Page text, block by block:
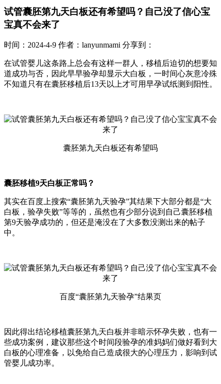
试管囊胚第九天白板还有希望吗？自己没了信心宝
宝真不会来了
时间：2024-4-9 作者：lanyunmami 分享到：
在试管婴儿这条路上总会有这样一群人，移植后迫切的想要知
道成功与否，因此早早验孕却显示大白板，一时间心灰意冷殊
不知道只有在囊胚移植后13天以上才可用早孕试纸测到阳性。
囊胚第九天白板还有希望吗
囊胚移植9天白板正常吗？
其实在百度上搜索“囊胚第九天验孕”其结果下大部分都是“大
白板，验孕失败”等等的，虽然也有少部分说到自己囊胚移植
第9天验孕成功的，但还是淹没在了大多数没测出来的帖子
中。
百度“囊胚第九天验孕”结果页
因此得出结论移植囊胚第九天白板并非暗示怀孕失败，也有一
些成功案例，建议那些这个时间段验孕的准妈妈们做好看到大
白板的心理准备，以免给自己造成很大的心理压力，影响到试
管婴儿成功率。